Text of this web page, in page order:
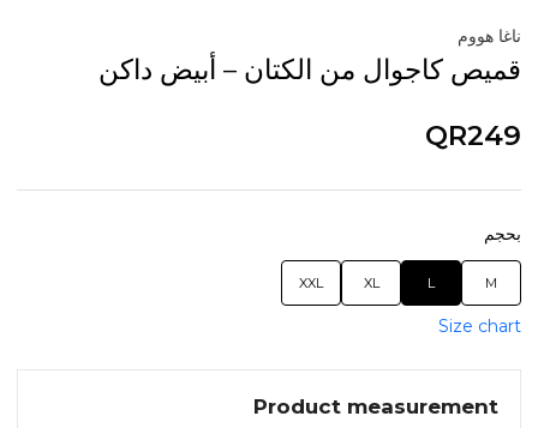
ناغا هووم
قميص كاجوال من الكتان – أبيض داكن
QR249
بحجم
M
L
XL
XXL
Size chart
Product measurement